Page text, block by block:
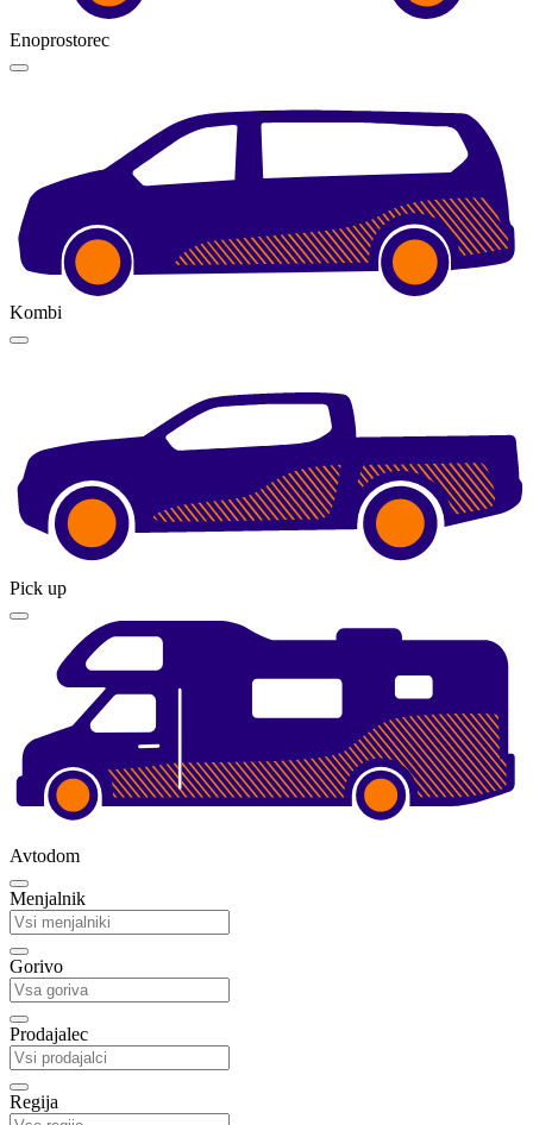
Enoprostorec
Kombi
Pick up
Avtodom
Menjalnik
Gorivo
Prodajalec
Regija